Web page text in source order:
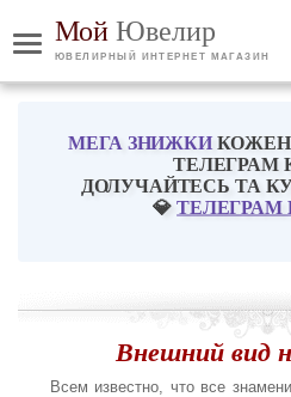
Мой Ювелир
ЮВЕЛИРНЫЙ ИНТЕРНЕТ МАГАЗИН
МЕГА ЗНИЖКИКОЖЕН
ТЕЛЕГРАМ
ДОЛУЧАЙТЕСЬ ТА
💎ТЕЛЕГРАМ
Внешний вид
Всем известно, что все